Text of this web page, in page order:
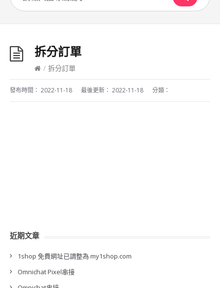
拆分訂單
/ 拆分訂單
發布時間： 2022-11-18 最後更新： 2022-11-18 分類：
近期文章
1shop 免費網址已調整為 my1shop.com
Omnichat Pixel串接